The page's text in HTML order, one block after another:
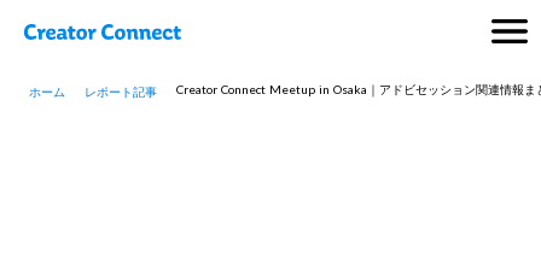
ホーム レポート記事 Creator Connect Meetup in Osaka｜アドビセッション関連情報ま